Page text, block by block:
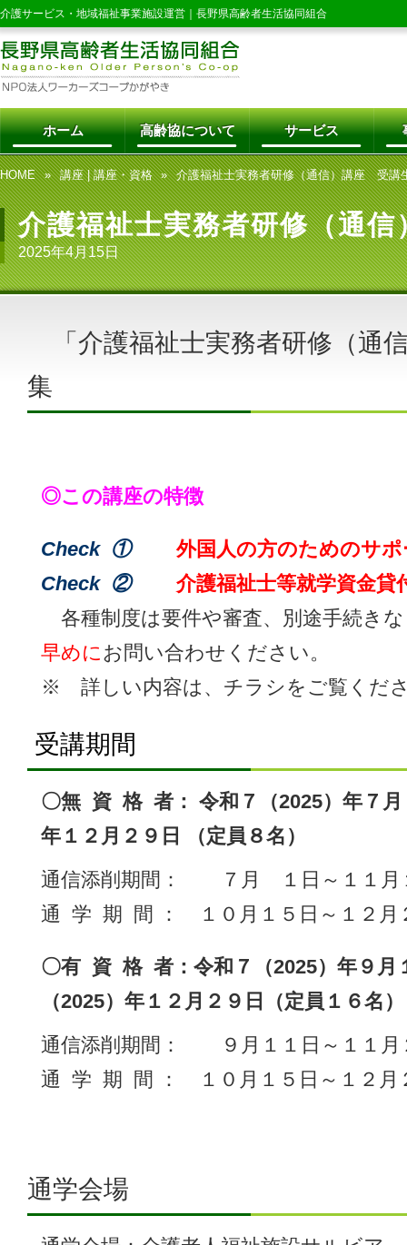
介護サービス・地域福祉事業施設運営｜ 長野県高齢者生活協同組合
ホーム 高齢協について サービス
HOME 講座|講座・資格 介護福祉士実務者研修（通信）講座 受
介護福祉士実務者研修（
2025年4月15日
「介護福祉士実務者研修（通
集
◎この講座の特徴
Check ①
外国人の方のためのサ
Check ②
介護福祉士等就学資金貸
各種制度は要件や審査、別途手続き
早めにお問い合わせください。
※ 詳しい内容は、チラシをご覧くだ
受講期間
〇無 資 格 者： 令和７（2025）年７月
年１２月２９日 （定員８名）
通信添削期間： ７月 １日～１１月
通 学 期 間 ： １０月１５日～１２月
〇有 資 格 者：令和７（2025）年９月
（2025）年１２月２９日（定員１６名）
通信添削期間： ９月１１日～１１月
通 学 期 間 ： １０月１５日～１２月
通学会場